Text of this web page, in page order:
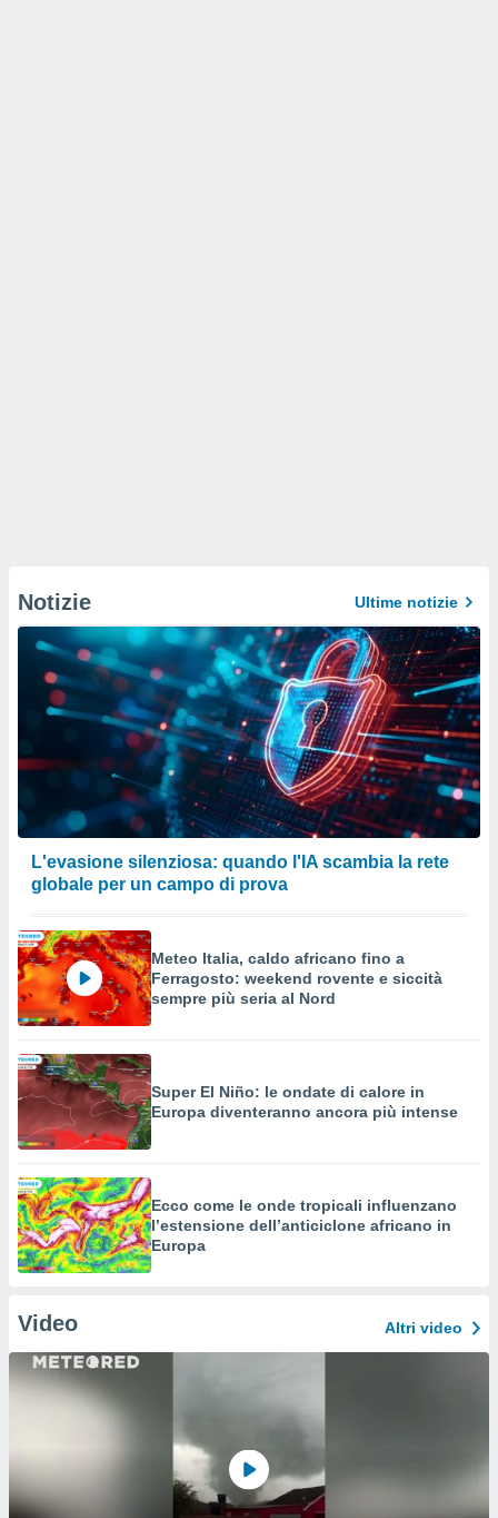
Notizie Ultime notizie
L'evasione silenziosa: quando l'IA scambia la rete
globale per un campo di prova
Meteo Italia, caldo africano fino a
Ferragosto: weekend rovente e siccità
sempre più seria al Nord
Super El Niño: le ondate di calore in
Europa diventeranno ancora più intense
Ecco come le onde tropicali influenzano
l’estensione dell’anticiclone africano in
Europa
Video Altri video